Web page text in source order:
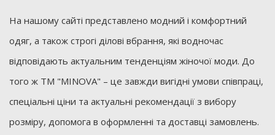
На нашому сайті представлено модний і комфортний
одяг, а також строгі ділові вбрання, які водночас
відповідають актуальним тенденціям жіночої моди. До
того ж ТМ "MINOVA" – це завжди вигідні умови співпраці,
спеціальні ціни та актуальні рекомендації з вибору
розміру, допомога в оформленні та доставці замовлень.